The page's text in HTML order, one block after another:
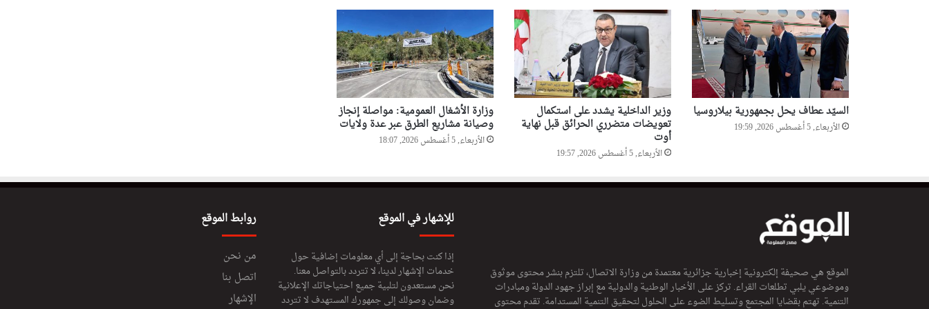
السيّد عطاف يحل بجمهورية بيلاروسيا
الأربعاء, 5 أغسطس 2026, 19:59
وزير الداخلية يشدد على استكمال
تعويضات متضرري الحرائق قبل نهاية
أوت
الأربعاء, 5 أغسطس 2026, 19:57
وزارة الأشغال العمومية: مواصلة إنجاز
وصيانة مشاريع الطرق عبر عدة ولايات
الأربعاء, 5 أغسطس 2026, 18:07
الموقع هي صحيفة إلكترونية إخبارية جزائرية معتمدة من وزارة الاتصال، تلتزم بنشر محتوى موثوق
وموضوعي يلبي تطلعات القراء. تركز على الأخبار الوطنية والدولية مع إبراز جهود الدولة ومبادرات
التنمية. تهتم بقضايا المجتمع وتسليط الضوء على الحلول لتحقيق التنمية المستدامة. تقدم محتوى
للإشهار في الموقع
إذا كنت بحاجة إلى أي معلومات إضافية حول
خدمات الإشهار لدينا، لا تتردد بالتواصل معنا.
نحن مستعدون لتلبية جميع احتياجاتك الإعلانية
وضمان وصولك إلى جمهورك المستهدف لا تتردد
روابط الموقع
من نحن
اتصل بنا
الإشهار